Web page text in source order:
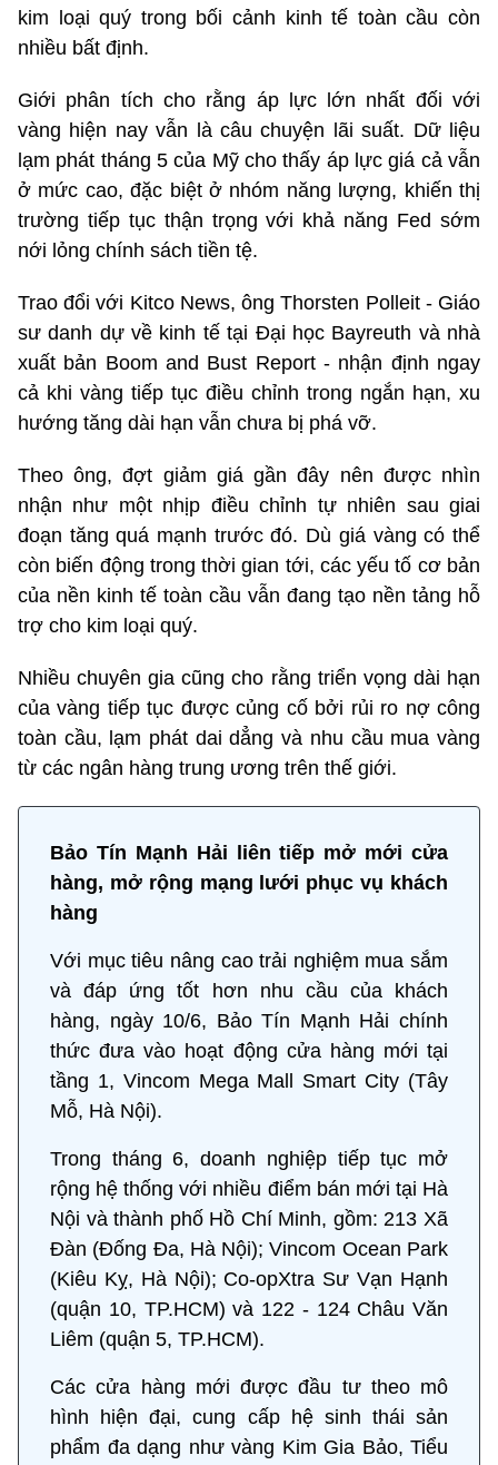
kim loại quý trong bối cảnh kinh tế toàn cầu còn
nhiều bất định.
Giới phân tích cho rằng áp lực lớn nhất đối với
vàng hiện nay vẫn là câu chuyện lãi suất. Dữ liệu
lạm phát tháng 5 của Mỹ cho thấy áp lực giá cả vẫn
ở mức cao, đặc biệt ở nhóm năng lượng, khiến thị
trường tiếp tục thận trọng với khả năng Fed sớm
nới lỏng chính sách tiền tệ.
Trao đổi với Kitco News, ông Thorsten Polleit - Giáo
sư danh dự về kinh tế tại Đại học Bayreuth và nhà
xuất bản Boom and Bust Report - nhận định ngay
cả khi vàng tiếp tục điều chỉnh trong ngắn hạn, xu
hướng tăng dài hạn vẫn chưa bị phá vỡ.
Theo ông, đợt giảm giá gần đây nên được nhìn
nhận như một nhịp điều chỉnh tự nhiên sau giai
đoạn tăng quá mạnh trước đó. Dù giá vàng có thể
còn biến động trong thời gian tới, các yếu tố cơ bản
của nền kinh tế toàn cầu vẫn đang tạo nền tảng hỗ
trợ cho kim loại quý.
Nhiều chuyên gia cũng cho rằng triển vọng dài hạn
của vàng tiếp tục được củng cố bởi rủi ro nợ công
toàn cầu, lạm phát dai dẳng và nhu cầu mua vàng
từ các ngân hàng trung ương trên thế giới.
Bảo Tín Mạnh Hải liên tiếp mở mới cửa
hàng, mở rộng mạng lưới phục vụ khách
hàng
Với mục tiêu nâng cao trải nghiệm mua sắm
và đáp ứng tốt hơn nhu cầu của khách
hàng, ngày 10/6, Bảo Tín Mạnh Hải chính
thức đưa vào hoạt động cửa hàng mới tại
tầng 1, Vincom Mega Mall Smart City (Tây
Mỗ, Hà Nội).
Trong tháng 6, doanh nghiệp tiếp tục mở
rộng hệ thống với nhiều điểm bán mới tại Hà
Nội và thành phố Hồ Chí Minh, gồm: 213 Xã
Đàn (Đống Đa, Hà Nội); Vincom Ocean Park
(Kiêu Kỵ, Hà Nội); Co-opXtra Sư Vạn Hạnh
(quận 10, TP.HCM) và 122 - 124 Châu Văn
Liêm (quận 5, TP.HCM).
Các cửa hàng mới được đầu tư theo mô
hình hiện đại, cung cấp hệ sinh thái sản
phẩm đa dạng như vàng Kim Gia Bảo, Tiểu